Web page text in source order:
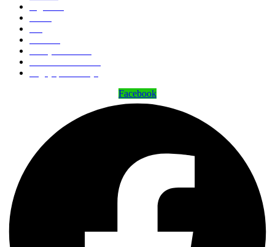
Facebook